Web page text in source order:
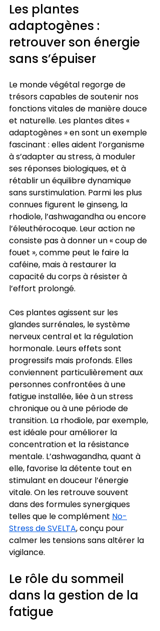
Les plantes
adaptogènes :
retrouver son énergie
sans s’épuiser
Le monde végétal regorge de
trésors capables de soutenir nos
fonctions vitales de manière douce
et naturelle. Les plantes dites «
adaptogènes » en sont un exemple
fascinant : elles aident l’organisme
à s’adapter au stress, à moduler
ses réponses biologiques, et à
rétablir un équilibre dynamique
sans surstimulation. Parmi les plus
connues figurent le ginseng, la
rhodiole, l’ashwagandha ou encore
l’éleuthérocoque. Leur action ne
consiste pas à donner un « coup de
fouet », comme peut le faire la
caféine, mais à restaurer la
capacité du corps à résister à
l’effort prolongé.
Ces plantes agissent sur les
glandes surrénales, le système
nerveux central et la régulation
hormonale. Leurs effets sont
progressifs mais profonds. Elles
conviennent particulièrement aux
personnes confrontées à une
fatigue installée, liée à un stress
chronique ou à une période de
transition. La rhodiole, par exemple,
est idéale pour améliorer la
concentration et la résistance
mentale. L’ashwagandha, quant à
elle, favorise la détente tout en
stimulant en douceur l’énergie
vitale. On les retrouve souvent
dans des formules synergiques
telles que le complément No-
Stress de SVELTA, conçu pour
calmer les tensions sans altérer la
vigilance.
Le rôle du sommeil
dans la gestion de la
fatigue